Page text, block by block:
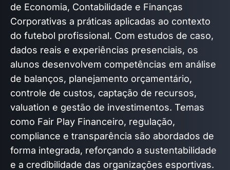
de Economia, Contabilidade e Finanças
Corporativas a práticas aplicadas ao contexto
do futebol profissional. Com estudos de caso,
dados reais e experiências presenciais, os
alunos desenvolvem competências em análise
de balanços, planejamento orçamentário,
controle de custos, captação de recursos,
valuation e gestão de investimentos. Temas
como Fair Play Financeiro, regulação,
compliance e transparência são abordados de
forma integrada, reforçando a sustentabilidade
e a credibilidade das organizações esportivas.